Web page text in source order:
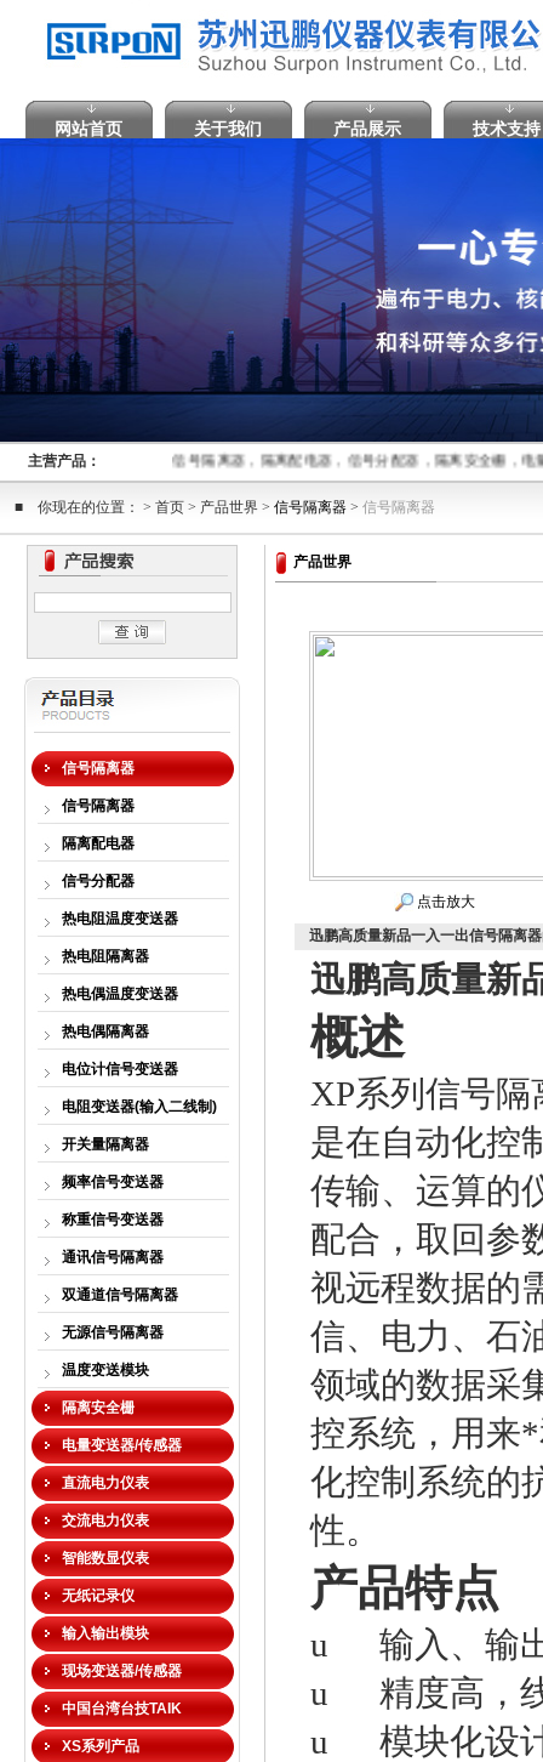
网站首页 关于我们 产品展示 技术支持
主营产品： 信号隔离器，隔离配电器，信号分配器，隔离安全栅，电
■ 你现在的位置： > 首页 > 产品世界 > 信号隔离器 > 信号隔离器
信号隔离器
信号隔离器
隔离配电器
信号分配器
热电阻温度变送器
热电阻隔离器
热电偶温度变送器
热电偶隔离器
电位计信号变送器
电阻变送器(输入二线制)
开关量隔离器
频率信号变送器
称重信号变送器
通讯信号隔离器
双通道信号隔离器
无源信号隔离器
温度变送模块
隔离安全栅
电量变送器/传感器
直流电力仪表
交流电力仪表
智能数显仪表
无纸记录仪
输入输出模块
现场变送器/传感器
中国台湾台技TAIK
XS系列产品
产品世界
点击放大
迅鹏高质量新品一入一出信号隔离器
迅鹏高质量新
概述
XP系列信号
是在自动化控
传输、运算的
配合，取回参
视远程数据的
信、电力、石
领域的数据采
控系统，用来
化控制系统的
性。
产品特点
u
输入、输
u
精度高，
u
模块化设